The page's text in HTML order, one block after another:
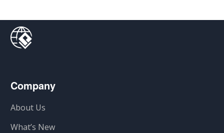
Company
About Us
What’s New